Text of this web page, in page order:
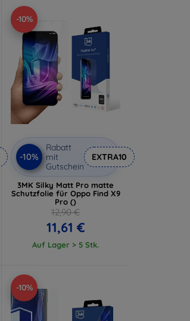
-10%
-10%
Rabatt
mit
Gutschein
EXTRA10
3MK Silky Matt Pro matte
Schutzfolie für Oppo Find X9
Pro ()
12,90 €
11,61 €
Auf Lager > 5 Stk.
-10%